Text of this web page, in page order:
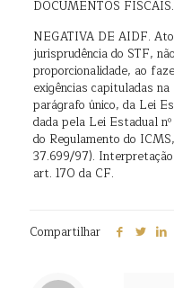
DOCUMENTOS FISCAIS.
NEGATIVA DE AIDF.
jurisprudência do STF,
proporcionalidade, ao
exigências capituladas
parágrafo único, da Lei
dada pela Lei Estadual
do Regulamento do
37.699/97).
art. 170 da CF.
Compartilhar